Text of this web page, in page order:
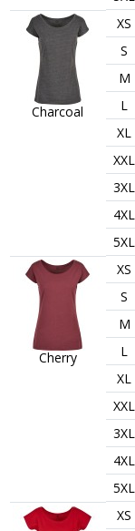
Charcoal
XS
S
M
L
XL
XXL
3XL
4XL
5XL
Cherry
XS
S
M
L
XL
XXL
3XL
4XL
5XL
XS